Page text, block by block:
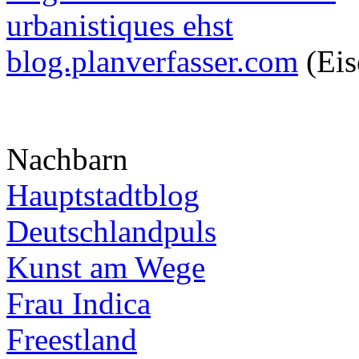
urbanistiques ehst
blog.planverfasser.com
Nachbarn
Hauptstadtblog
Deutschlandpuls
Kunst am Wege
Frau Indica
Freestland